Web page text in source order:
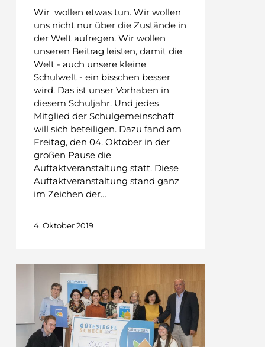
Wir wollen etwas tun. Wir wollen
uns nicht nur über die Zustände in
der Welt aufregen. Wir wollen
unseren Beitrag leisten, damit die
Welt - auch unsere kleine
Schulwelt - ein bisschen besser
wird. Das ist unser Vorhaben in
diesem Schuljahr. Und jedes
Mitglied der Schulgemeinschaft
will sich beteiligen. Dazu fand am
Freitag, den 04. Oktober in der
großen Pause die
Auftaktveranstaltung statt. Diese
Auftaktveranstaltung stand ganz
im Zeichen der…
4. Oktober 2019